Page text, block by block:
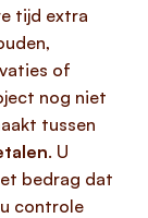
tijd extra
of
nog niet
tussen
. U
bedrag dat
controle